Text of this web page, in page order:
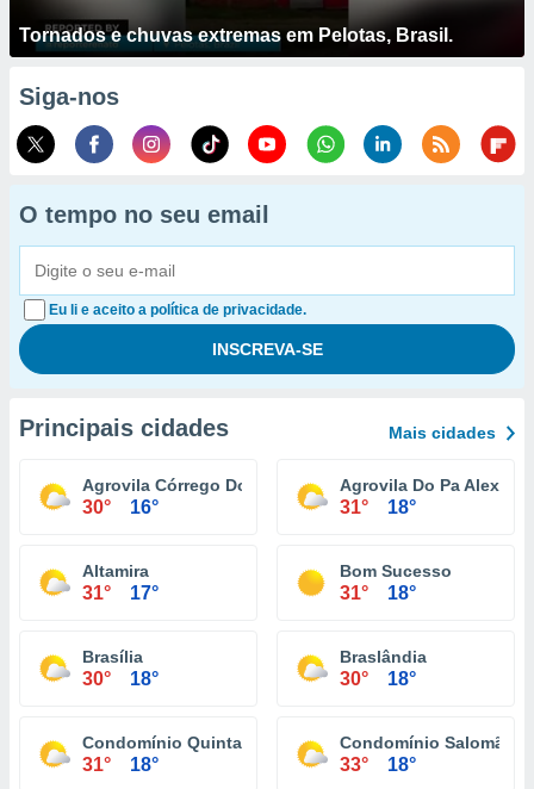
Tornados e chuvas extremas em Pelotas, Brasil.
Siga-nos
O tempo no seu email
Eu li e aceito a política de privacidade.
Principais cidades Mais cidades
Agrovila Córrego Do Arrozal
30° 16°
Agrovila Do Pa
31° 18°
Altamira
31° 17°
Bom Sucesso
31° 18°
Brasília
30° 18°
Braslândia
30° 18°
Condomínio Quintas Do Amarante
31° 18°
Condomínio Salomão
33° 18°